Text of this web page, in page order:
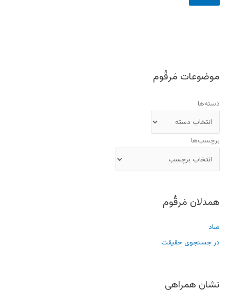
موضوعات مَرقُوم
دسته‌ها
برچسب‌ها
همدلان مَرقُوم
صاد
در جستجوی حقیقت
نشان همراهی